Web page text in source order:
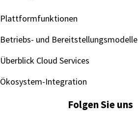
Plattformfunktionen
Betriebs- und Bereitstellungsmodelle
Überblick Cloud Services
Ökosystem-Integration
Folgen Sie uns